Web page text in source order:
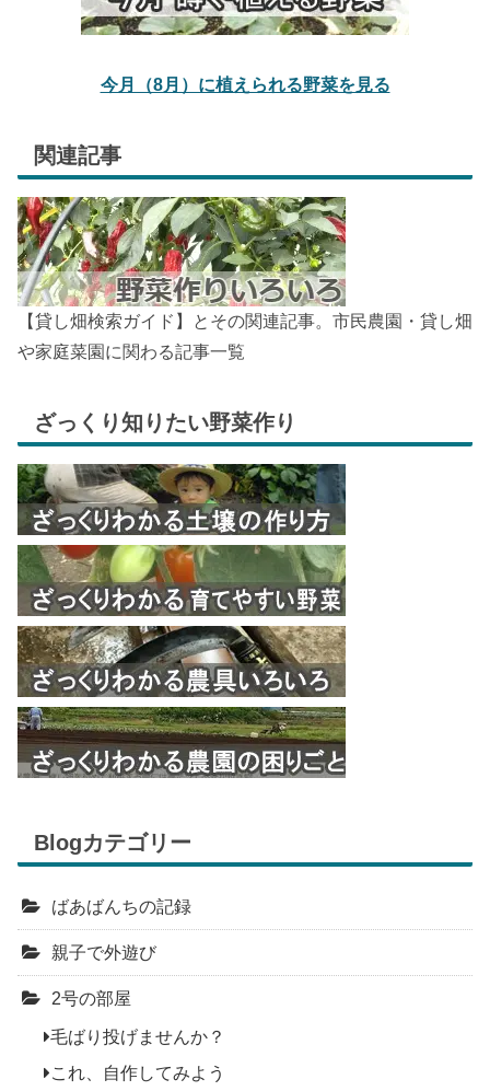
今月（8月）に植えられる野菜を見る
関連記事
【貸し畑検索ガイド】とその関連記事。市民農園・貸し畑
や家庭菜園に関わる記事一覧
ざっくり知りたい野菜作り
Blogカテゴリー
ばあばんちの記録
親子で外遊び
2号の部屋
毛ばり投げませんか？
これ、自作してみよう